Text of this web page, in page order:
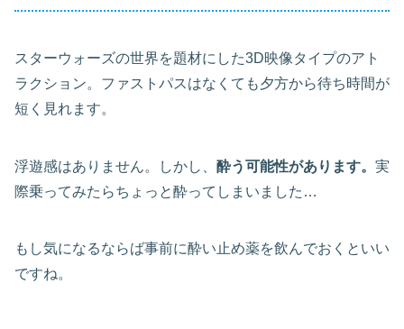
スターウォーズの世界を題材にした3D映像タイプのアト
ラクション。ファストパスはなくても夕方から待ち時間が
短く見れます。
浮遊感はありません。しかし、 酔う可能性があります。 実
際乗ってみたらちょっと酔ってしまいました…
もし気になるならば事前に酔い止め薬を飲んでおくといい
ですね。